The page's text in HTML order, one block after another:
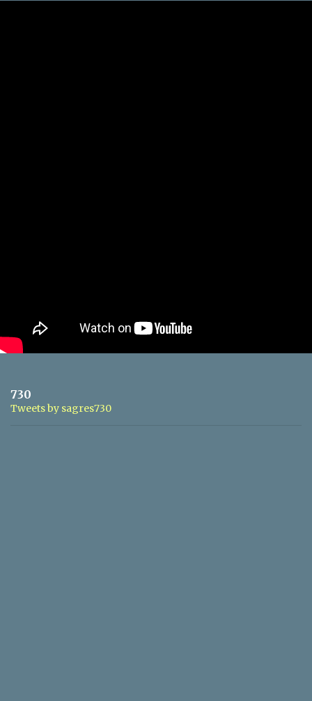
730
Tweets by sagres730